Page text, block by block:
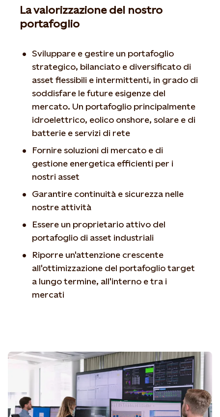
La valorizzazione del nostro
portafoglio
Sviluppare e gestire un portafoglio
strategico, bilanciato e diversificato di
asset flessibili e intermittenti, in grado di
soddisfare le future esigenze del
mercato. Un portafoglio principalmente
idroelettrico, eolico onshore, solare e di
batterie e servizi di rete
Fornire soluzioni di mercato e di
gestione energetica efficienti per i
nostri asset
Garantire continuità e sicurezza nelle
nostre attività
Essere un proprietario attivo del
portafoglio di asset industriali
Riporre un'attenzione crescente
all'ottimizzazione del portafoglio target
a lungo termine, all'interno e tra i
mercati